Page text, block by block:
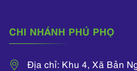
CHI NHÁNH PHÚ PHỌ
Địa chỉ: Khu 4, Xã Bản